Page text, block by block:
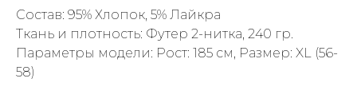
Состав: 95% Хлопок, 5% Лайкра
Ткань и плотность: Футер 2-нитка, 240 гр.
Параметры модели: Рост: 185 см, Размер: XL (56-
58)